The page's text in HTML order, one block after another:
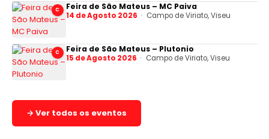
C Feira de São Mateus – MC Paiva
14 de Agosto 2026 Campo de Viriato, Viseu
C Feira de São Mateus – Plutonio
15 de Agosto 2026 Campo de Viriato, Viseu
→ Ver todos os eventos